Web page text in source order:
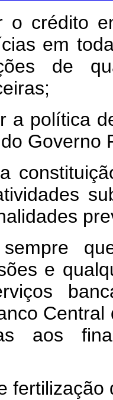
o crédito
em
de
a política
Governo
e
aos
fertilização